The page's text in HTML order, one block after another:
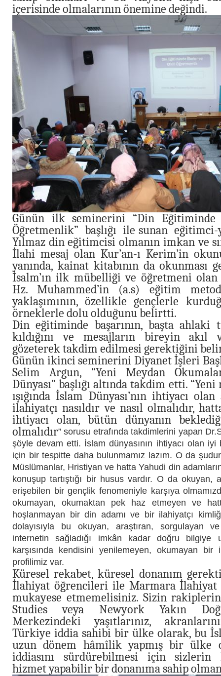
içerisinde olmalarının önemine değindi.
Günün ilk seminerini “Din
Öğretmenlik” başlığı ile sunan
Yılmaz din eğitimcisi olmanın imkan ve
İlahi mesaj olan Kur’an-ı Kerim’in
yanında, kainat kitabının da
İsalm’ın ilk mübelliği ve öğretmeni
Hz. Muhammed’in (a.s) eğitim
yaklaşımının, özellikle gençlerle
örneklerle dolu olduğunu belirtti.
Din eğitiminde başarının, başta ahlaki
kıldığını ve mesajların bireyin akıl
gözeterek takdim edilmesi gerektiğini
Günün ikinci seminerini Diyanet İşleri
Selim Argun, “Yeni Meydan
Dünyası” başlığı altında takdim etti.
ışığında İslam Dünyası’nın ihtiyacı
ilahiyatçı nasıldır ve nasıl olmalıdır,
ihtiyacı olan, bütün dünyanın
olmalıdır” sorusu etrafında takdimlerini yapan
şöyle devam etti. İslam dünyasının ihtiyacı olan iyi
için bir tespitte daha bulunmamız lazım. O da
Müslümanlar, Hristiyan ve hatta Yahudi din
konuşup tartıştığı bir husus vardır. O da okuyan,
erişebilen bir gençlik fenomeniyle karşıya
okumayan, okumaktan pek haz etmeyen ve
hoşlanmayan bir din adamı ve bir ilahiyatçı
dolayısıyla bu okuyan, araştıran, sorgulayan
internetin sağladığı imkân kadar doğru bilgiye
karşısında kendisini yenilemeyen, okumayan
profilimiz var.
Küresel rekabet, küresel donanım
İlahiyat öğrencileri ile Marmara İlahiyat
mukayese etmemelisiniz. Sizin
Studies veya Newyork Yakın
Merkezindeki yaşıtlarınız,
Türkiye iddia sahibi bir ülke olarak, bu
uzun dönem hâmîlik yapmış bir ülke
iddiasını sürdürebilmesi için sizlerin
hizmet yapabilir bir donanıma sahip